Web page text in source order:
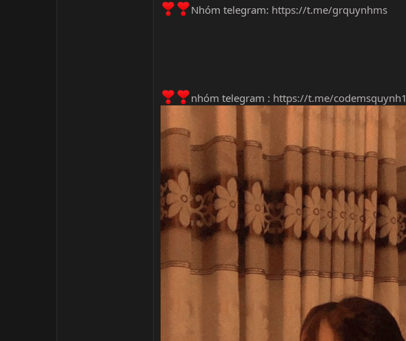
Nhóm telegram: https://t.me/grquynhms
nhóm telegram : https://t.me/codemsquynh1